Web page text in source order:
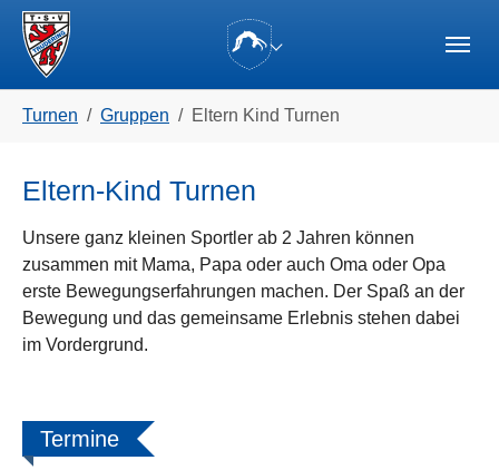
Skip to main navigation
Zum Hauptinhalt springen
Skip to page footer
Turnen Gruppen Eltern Kind Turnen
Eltern-Kind Turnen
Unsere ganz kleinen Sportler ab 2 Jahren können
zusammen mit Mama, Papa oder auch Oma oder Opa
erste Bewegungserfahrungen machen. Der Spaß an der
Bewegung und das gemeinsame Erlebnis stehen dabei
im Vordergrund.
Termine